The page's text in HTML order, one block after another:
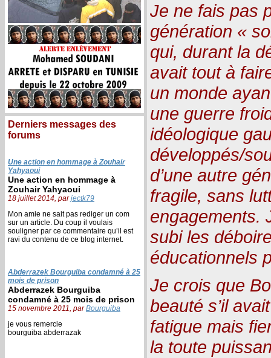
Derniers messages des
forums
Une action en hommage à Zouhair
Yahyaoui
Une action en hommage à
Zouhair Yahyaoui
18 juillet 2014, parjectk79
Mon amie ne sait pas rediger un com
sur un article. Du coup il voulais
souligner par ce commentaire qu’il est
ravi du contenu de ce blog internet.
Abderrazek Bourguiba condamné à 25
mois de prison
Abderrazek Bourguiba
condamné à 25 mois de prison
15 novembre 2011, parBourguiba
je vous remercie
bourguiba abderrazak
Je ne fais pas
génération «
qui, durant la
avait tout à
un monde
une guerre
idéologique
développés/
d’une autre
fragile, sans
engagements.
subi les
éducationnels
Je crois que
beauté s’il
fatigue mais
la toute